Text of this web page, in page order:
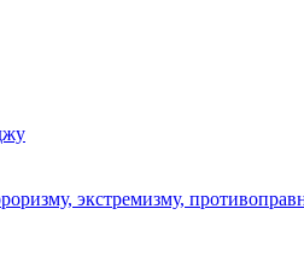
экстремизму,